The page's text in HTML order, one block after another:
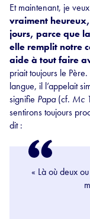
Et maintenant, je
vraiment
jours, parce que
elle remplit notre
aide à tout faire
priait toujours le
langue, il l’appelait
signifie Papa(cf. Mc
sentirons toujours
dit :
« Là où deux